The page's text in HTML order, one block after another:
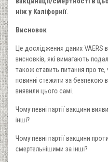
ніж у Каліфорнії.
Висновок
Це дослідження даних VAERS
висновків, які вимагають
також ставить питання про
повинні стежити за безпекою
виявили цього самі.
Чому певні партії вакцини
інші?
Чому певні партії вакцини
смертельнішими за інші?